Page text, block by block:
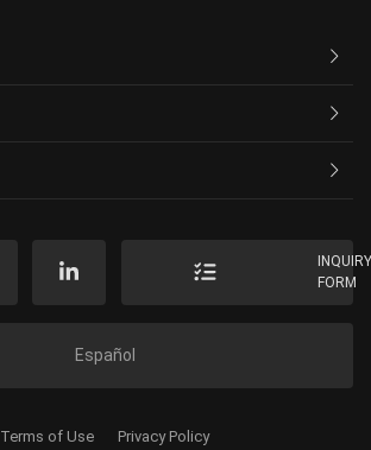
FORM
Español
Terms of Use Privacy Policy